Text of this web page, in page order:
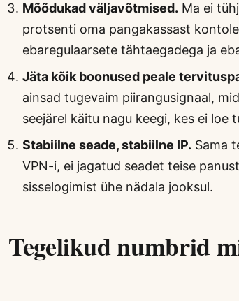
Mõõdukad väljavõtmised. Ma ei
protsenti oma pangakassast
ebaregulaarsete tähtaegadega ja
Jäta kõik boonused peale
ainsad tugevaim piirangusignaal,
seejärel käitu nagu keegi, kes ei loe
Stabiilne seade, stabiilne IP. Sama
VPN-i, ei jagatud seadet teise
sisselogimist ühe nädala jooksul.
Tegelikud numbrid